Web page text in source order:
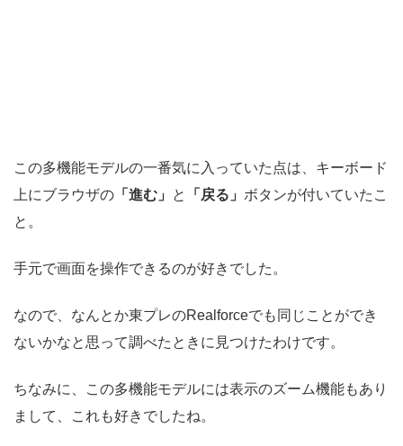
この多機能モデルの一番気に入っていた点は、キーボード
上にブラウザの 「進む」 と 「戻る」 ボタンが付いていたこ
と。
手元で画面を操作できるのが好きでした。
なので、なんとか東プレのRealforceでも同じことができ
ないかなと思って調べたときに見つけたわけです。
ちなみに、この多機能モデルには表示のズーム機能もあり
まして、これも好きでしたね。